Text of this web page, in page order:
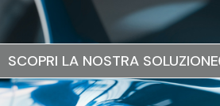
SCOPRI LA NOSTRA SOLUZIONE